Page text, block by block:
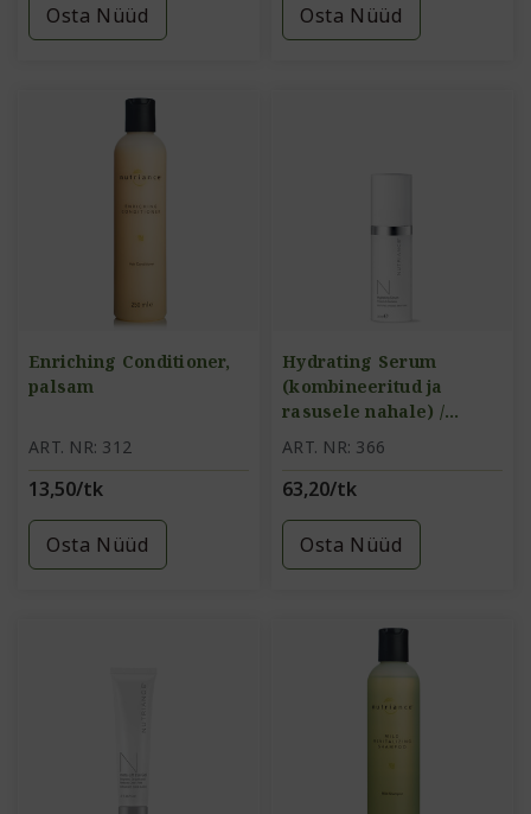
Osta Nüüd Osta Nüüd
Enriching Conditioner,
palsam
ART. NR: 312
13,50/tk
Osta Nüüd
Hydrating Serum
(kombineeritud ja
rasusele nahale) /
sügavniisutav seerum
ART. NR: 366
63,20/tk
Osta Nüüd